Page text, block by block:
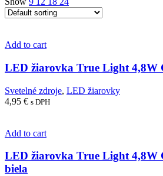
Add to cart
LED žiarovka True Light 4,8W
Svetelné zdroje, LED žiarovky
4,95 € s DPH
Add to cart
LED žiarovka True Light 4,8W
biela